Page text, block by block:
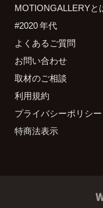
MOTIONGALLERYと
#2020 年代
よくあるご質問
お問い合わせ
取材のご相談
利用規約
プライバシーポリシー
特商法表示